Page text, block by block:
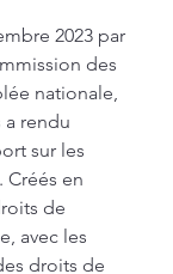
2023 par
des
nationale,
rendu
sur les
Créés en
de
avec les
droits de